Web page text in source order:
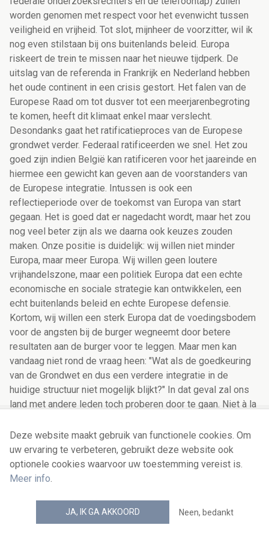
Deze website maakt gebruik van functionele cookies. Om
uw ervaring te verbeteren, gebruikt deze website ook
optionele cookies waarvoor uw toestemming vereist is.
Meer info.
JA, IK GA AKKOORD Neen, bedankt